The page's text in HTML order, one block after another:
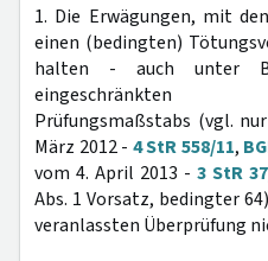
1. Die Erwägungen, mit
einen (bedingten)
halten - auch unter
eingeschränkten
Prüfungsmaßstabs (vgl.
März 2012 - 4 StR 558/11,
vom 4. April 2013 - 3 StR
Abs. 1 Vorsatz, bedingter
veranlassten Überprüfung